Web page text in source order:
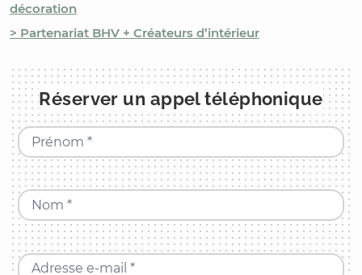
décoration
> Partenariat BHV + Créateurs d’intérieur
Réserver un appel téléphonique
Prénom *
Nom *
Adresse e-mail *